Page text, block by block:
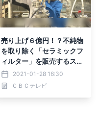
売り上げ６億円！？不純物
を取り除く「セラミックフ
ィルター」を販売するスゴ
腕営業女性に密着！1/31
（日）BACKSTAGE（バ
ックステージ）
2021-01-28 16:30
ＣＢＣテレビ